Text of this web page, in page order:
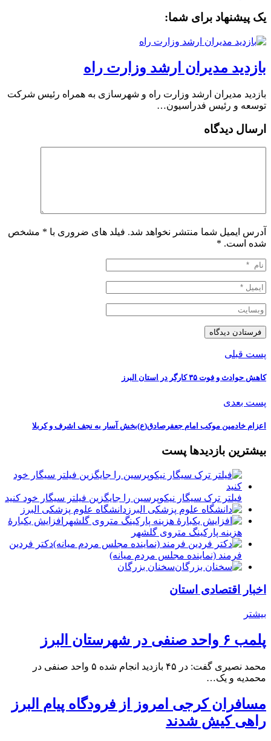
یک پیشنهاد برای شما:
بازدید مدیران ارشد وزارت راه
بازدید مدیران ارشد وزارت راه و شهرسازی به همراه رئیس شرکت
توسعه و رئیس فدراسیون…
ارسال دیدگاه
آدرس ایمیل شما منتشر نخواهد شد. فیلد های ضروری با * مشخص
شده است. *
پست قبلی
️کاهش حوادث و فوت ۳۵ کارگر در استان البرز
پست بعدی
اعزام خادمین موکب امام جعفرصادق(ع)بخش آسار به نجف اشرف و کربلا
بیشترین بازدیدها پست
فیلتر ترک سیگار نیکوپرسین را جایگزین فیلتر سیگار خود کنید
دانشگاه علوم پزشکی البرز
افزایش یکبارۀ
هزینه پارکینگ متروی گلشهر
دكتر فردين
فرمند (نماينده مجلس مردم میانه)
سخنان بزرگان
اخبار اقتصادی استان
بیشتر
پلمب ۶ واحد صنفی در شهرستان البرز
محمد نصیری گفت: در ۴۵ بازدید انجام شده ۵ واحد صنفی در
محمدیه و یک…
مسافران کرجی امروز از فرودگاه پیام البرز
راهی کیش شدند